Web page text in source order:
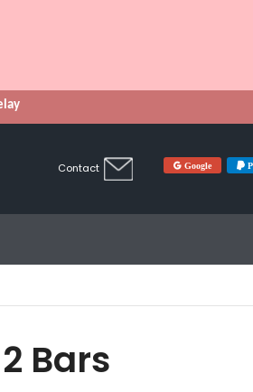
Contact Google
Bars